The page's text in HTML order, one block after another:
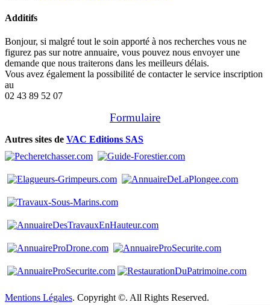
Additifs
Bonjour, si malgré tout le soin apporté à nos recherches vous ne
figurez pas sur notre annuaire, vous pouvez nous envoyer une
demande que nous traiterons dans les meilleurs délais.
Vous avez également la possibilité de contacter le service inscription
au
02 43 89 52 07
Formulaire
Autres sites de VAC Editions SAS
Mentions Légales. Copyright ©. All Rights Reserved.